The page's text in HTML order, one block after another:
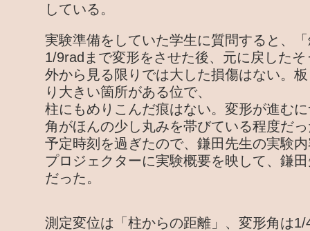
している。
実験準備をしていた学生に質問すると、
1/9radまで変形をさせた後、元に戻したそ
外から見る限りでは大した損傷はない。
り大きい箇所がある位で、
柱にもめりこんだ痕はない。変形が進む
角がほんの少し丸みを帯びている程度だ
予定時刻を過ぎたので、鎌田先生の実験
プロジェクターに実験概要を映して、鎌
だった。
測定変位は「柱からの距離」、変形角は